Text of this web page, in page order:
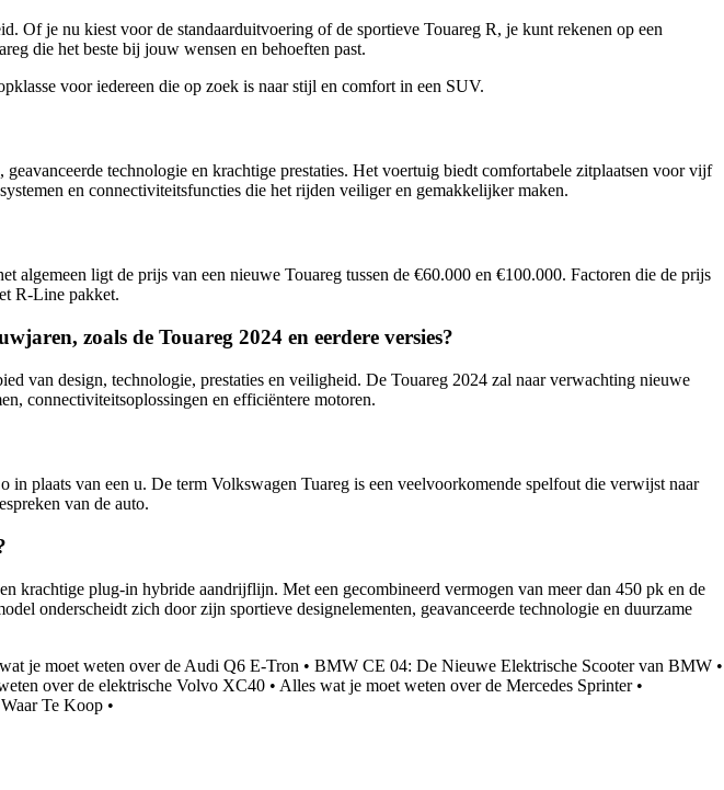
Of je nu kiest voor de standaarduitvoering of de sportieve Touareg R, je kunt rekenen op een
die het beste bij jouw wensen en behoeften past.
voor iedereen die op zoek is naar stijl en comfort in een SUV.
technologie en krachtige prestaties. Het voertuig biedt comfortabele zitplaatsen voor vijf
en connectiviteitsfuncties die het rijden veiliger en gemakkelijker maken.
ligt de prijs van een nieuwe Touareg tussen de €60.000 en €100.000. Factoren die de prijs
R-Line pakket.
zoals de Touareg 2024 en eerdere versies?
van design, technologie, prestaties en veiligheid. De Touareg 2024 zal naar verwachting nieuwe
connectiviteitsoplossingen en efficiëntere motoren.
plaats van een u. De term Volkswagen Tuareg is een veelvoorkomende spelfout die verwijst naar
van de auto.
krachtige plug-in hybride aandrijflijn. Met een gecombineerd vermogen van meer dan 450 pk en de
onderscheidt zich door zijn sportieve designelementen, geavanceerde technologie en duurzame
je moet weten over de Audi Q6 E-Tron • BMW CE 04: De Nieuwe Elektrische Scooter van BMW •
over de elektrische Volvo XC40 • Alles wat je moet weten over de Mercedes Sprinter•
Te Koop •